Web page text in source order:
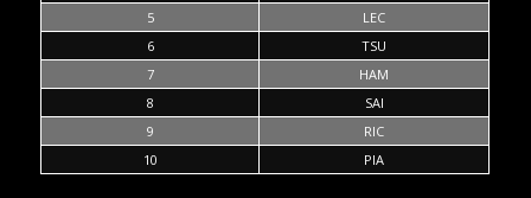
5
LEC
6
TSU
7
HAM
8
SAI
9
RIC
10
PIA